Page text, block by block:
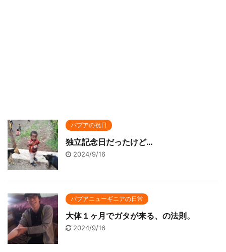
パプアの祝日
独立記念日だったけど…
2024/9/16
パプアニューギニアの日常
大体１ヶ月でガタが来る、の法則。
2024/9/16